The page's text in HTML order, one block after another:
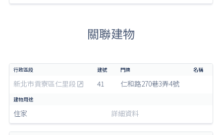
關聯建物
新北市貢寮區仁里段 41 仁和路270巷3弄4號
住家 詳細資料